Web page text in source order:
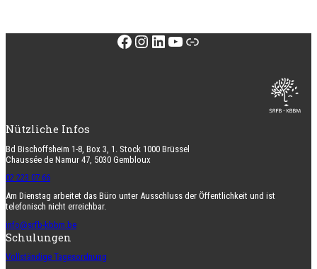
Facebook
Instagram
LinkedIn
YouTube
Link
Nützliche Infos
Bd Bischoffsheim 1-8, Box 3, 1. Stock 1000 Brüssel
Chaussée de Namur 47, 5030 Gembloux
02 223 07 66
Am Dienstag arbeitet das Büro unter Ausschluss der Öffentlichkeit und ist
telefonisch nicht erreichbar.
info@srfb-kbbm.be
Schulungen
Vollständige Tagesordnung